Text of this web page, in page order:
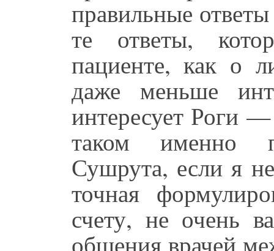
правильные
те ответы,
пациенте, как о
даже меньше
интересует Роги
таком именно
Сушрута, если я
точная
счету, не очень
общения врачей